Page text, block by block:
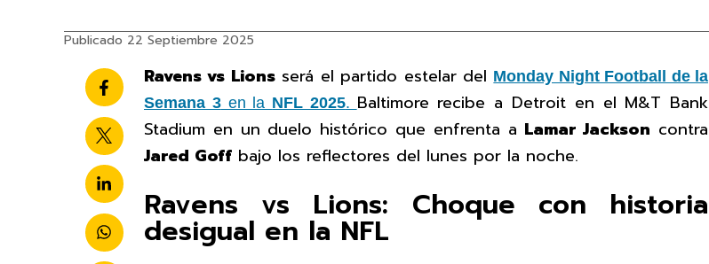
Publicado 22 Septiembre 2025
Ravens vs Lionsserá el partido estelar delMonday Night Football de la
Semana 3en la NFL 2025. Baltimore recibe a Detroit en el M&T Bank
Stadium en un duelo histórico que enfrenta a Lamar Jackson contra
Jared Goff bajo los reflectores del lunes por la noche.
Ravens vs Lions: Choque con historia
desigual en la NFL